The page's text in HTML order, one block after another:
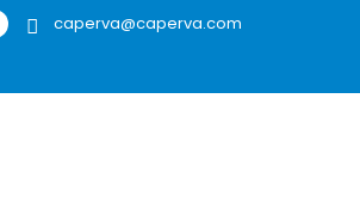
caperva@caperva.com